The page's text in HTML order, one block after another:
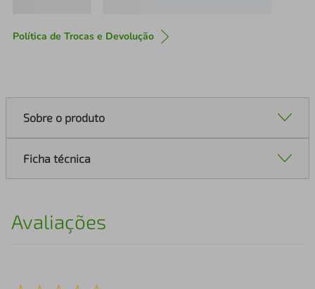
Política de Trocas e Devolução
Sobre o produto
Ficha técnica
Avaliações